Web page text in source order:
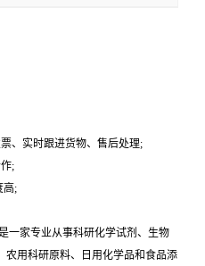
、实时跟进货物、售后处理;
;
高;
一家专业从事科研化学试剂、生物
农用科研原料、日用化学品和食品添